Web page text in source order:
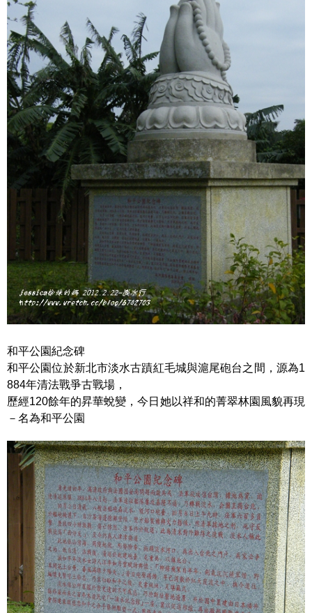
和平公園紀念碑
和平公園位於新北市淡水古蹟紅毛城與滬尾砲台之間，源為1
884年清法戰爭古戰場，
歷經120餘年的昇華蛻變，今日她以祥和的菁翠林園風貌再現
－名為和平公園